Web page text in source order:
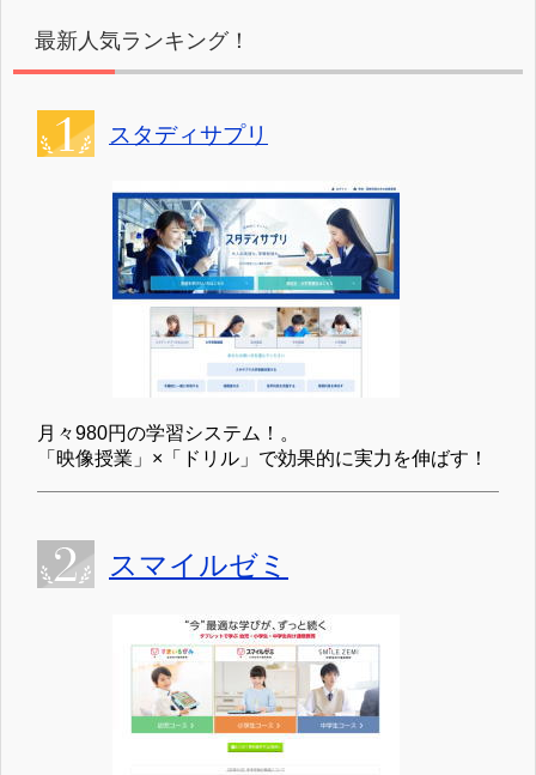
最新人気ランキング！
スタディサプリ
月々980円の学習システム！。
「映像授業」×「ドリル」で効果的に実力を伸ばす！
スマイルゼミ